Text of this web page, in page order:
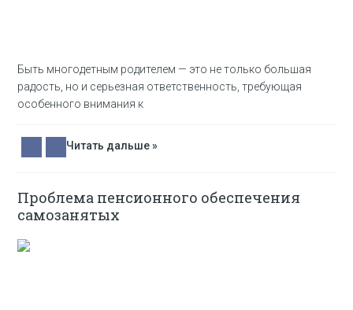
Быть многодетным родителем — это не только большая
радость, но и серьезная ответственность, требующая
особенного внимания к
Читать дальше »
Проблема пенсионного обеспечения
самозанятых